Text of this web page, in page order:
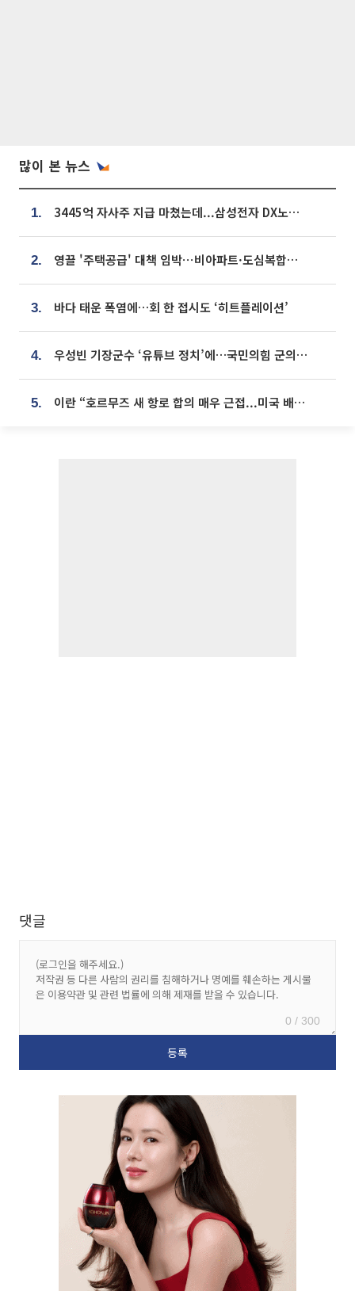
많이 본 뉴스
1. 3445억 자사주 지급 마쳤는데...삼성전자 DX노조, 뒤늦은 '떼쓰기 집회'
2. 영끌 '주택공급' 대책 임박⋯비아파트·도심복합까지 총동원
3. 바다 태운 폭염에…회 한 접시도 ‘히트플레이션’
4. 우성빈 기장군수 ‘유튜브 정치’에…국민의힘 군의원들 집단 반발
5. 이란 “호르무즈 새 항로 합의 매우 근접...미국 배상 먼저”
댓글
0 / 300